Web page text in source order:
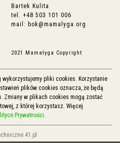
Bartek Kulita
tel. +48 503 101 006
mail: bok@mamalyga.org
2021 Mamałyga Copyright
wykorzystujemy pliki cookies. Korzystanie
plików cookies oznacza, że będą
Zmiany w plikach cookies mogą zostać
z której korzystasz. Więcej
Prywatności.
41.pl